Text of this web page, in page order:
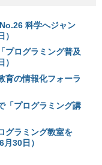
科学へジャン
プログラミング普及
育の情報化フォーラ
「プログラミング講
グラミング教室を
30日）